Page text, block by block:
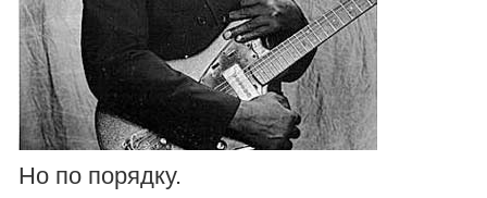
Но по порядку.